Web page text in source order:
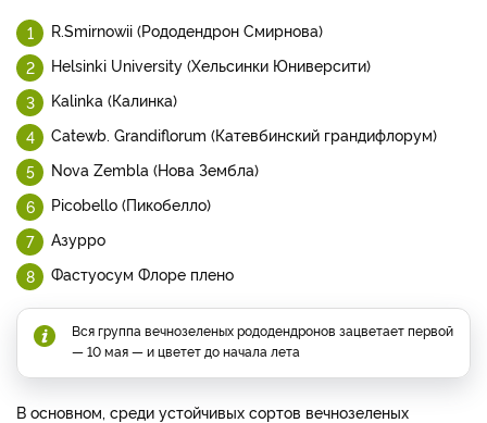
R.Smirnowii (Рододендрон Смирнова)
Helsinki University (Хельсинки Юниверсити)
Kalinka (Калинка)
Catewb. Grandiflorum (Катевбинский грандифлорум)
Nova Zembla (Нова Зембла)
Picobello (Пикобелло)
Азурро
Фастуосум Флоре плено
Вся группа вечнозеленых рододендронов зацветает первой
— 10 мая — и цветет до начала лета
В основном, среди устойчивых сортов вечнозеленых